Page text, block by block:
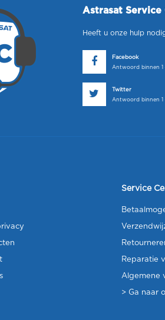
Astrasat Service
Heeft u onze hulp
Facebook
Antwoord binnen 1
Twitter
Antwoord binnen 1
Service
Reparatie
Algemene
> Ga naar